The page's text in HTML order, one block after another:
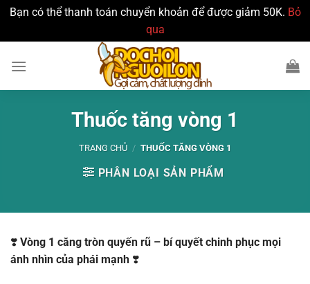
Bạn có thể thanh toán chuyển khoản để được giảm 50K. Bỏ
qua
qua
Thuốc tăng vòng 1
TRANG CHỦ / THUỐC TĂNG VÒNG 1
PHÂN LOẠI SẢN PHẨM
❣️ Vòng 1 căng tròn quyến rũ – bí quyết chinh phục mọi
ánh nhìn của phái mạnh ❣️